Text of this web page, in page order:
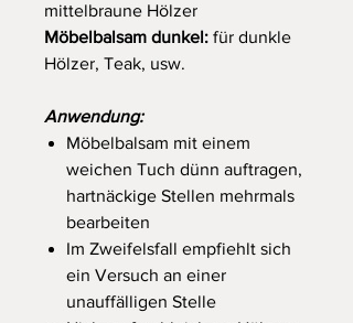
mittelbraune Hölzer
Möbelbalsam dunkel: für dunkle
Hölzer, Teak, usw.
Anwendung:
Möbelbalsam mit einem
weichen Tuch dünn auftragen,
hartnäckige Stellen mehrmals
bearbeiten
Im Zweifelsfall empfiehlt sich
ein Versuch an einer
unauffälligen Stelle